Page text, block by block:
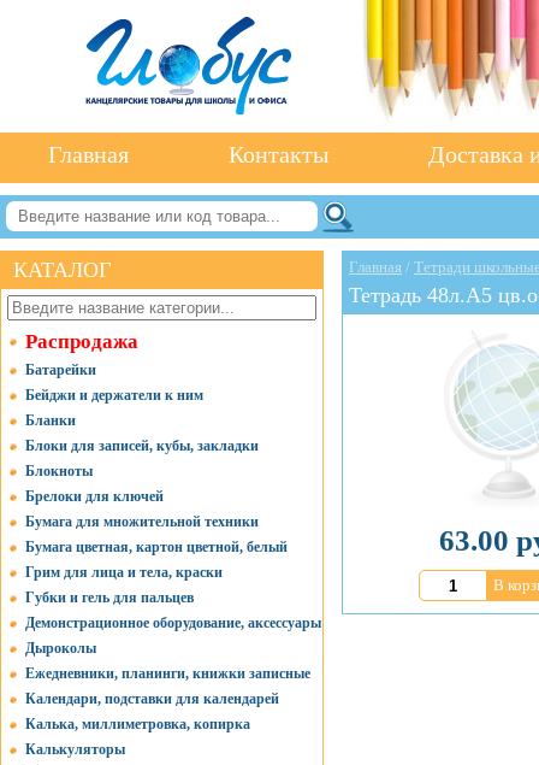
Главная Контакты Доставка
КАТАЛОГ
Распродажа
Батарейки
Бейджи и держатели к ним
Бланки
Блоки для записей, кубы, закладки
Блокноты
Брелоки для ключей
Бумага для множительной техники
Бумага цветная, картон цветной, белый
Грим для лица и тела, краски
Губки и гель для пальцев
Демонстрационное оборудование, аксессуары
Дыроколы
Ежедневники, планинги, книжки записные
Календари, подставки для календарей
Калька, миллиметровка, копирка
Калькуляторы
Главная / Тетради
Тетрадь 48л.А5
63.00
В